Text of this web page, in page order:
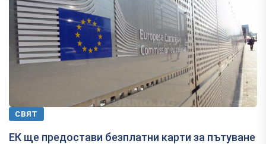
СВЯТ
ЕК ще предостави безплатни карти за пътуване